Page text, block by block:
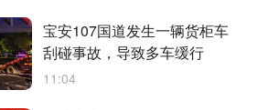
宝安107国道发生一辆货柜车
刮碰事故，导致多车缓行
11:04